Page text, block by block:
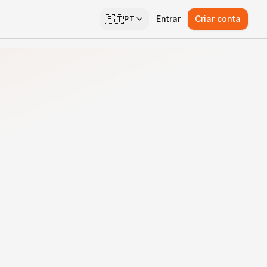
🇵🇹PT Entrar Criar conta